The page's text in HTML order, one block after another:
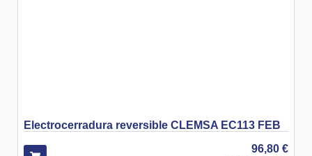
Electrocerradura reversible CLEMSA EC113 FEB
96,80 €